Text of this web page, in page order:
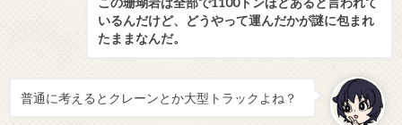
いるんだけど、どうやって運んだかが謎に包まれ
たままなんだ。
普通に考えるとクレーンとか大型トラックよね？